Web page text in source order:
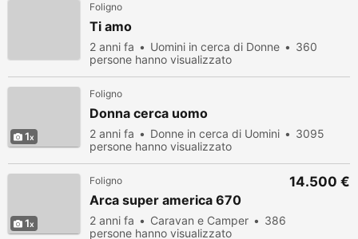
Foligno
Ti amo
2 anni fa Uomini in cerca di Donne
360
persone hanno visualizzato
1
Foligno
Donna cerca uomo
2 anni fa Donne in cerca di Uomini
3095
persone hanno visualizzato
1
Foligno
Arca super america 670
2 anni fa Caravan e Camper
386
persone hanno visualizzato
14.500 €